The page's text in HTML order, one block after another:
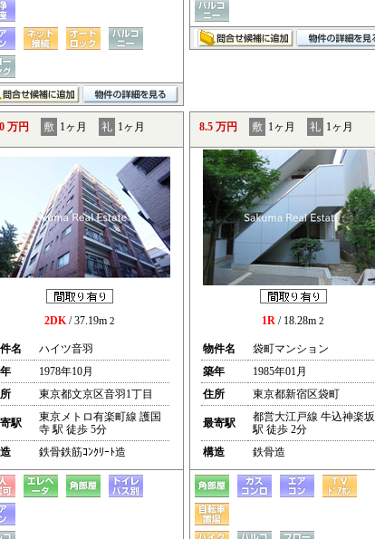
万円 敷 1ヶ月 礼 1ヶ月
2DK/ 37.19m 2
名
ハイツ音羽
1978年10月
東京都文京区音羽1丁目
駅
東京メトロ有楽町線 護国
寺 駅 徒歩 5分
鉄骨鉄筋ｺﾝｸﾘｰﾄ造
8.5 万円 敷 1ヶ月 礼 1ヶ月
1R / 18.28m 2
物件名
袋町マンション
築年
1985年01月
住所
東京都新宿区袋町
最寄駅
都営大江戸線 牛込神楽坂
駅 徒歩 2分
構造
鉄骨造